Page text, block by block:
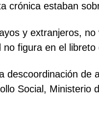
crónica estaban
y extranjeros,
no figura en el
descoordinación de
Social, Ministerio